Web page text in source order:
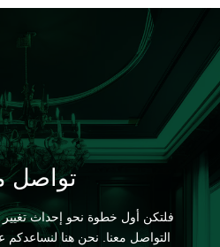
تواصل
فلتكن أول خطوة نحو إحداث
التواصل معنا. نحن هنا